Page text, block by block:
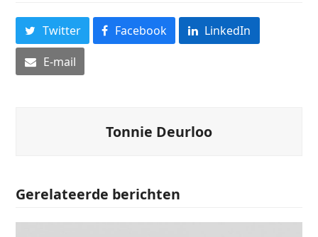
Twitter Facebook
LinkedIn
E-mail
Tonnie Deurloo
Gerelateerde berichten